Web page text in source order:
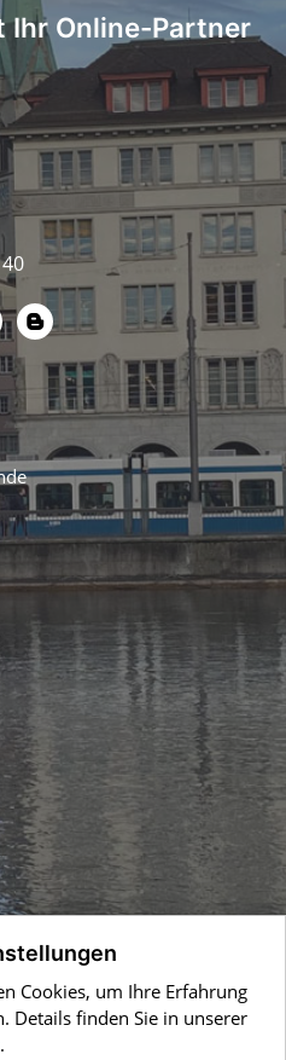
Ihr Online-Partner
Cookies, um Ihre Erfahrung
Details finden Sie in unserer
.